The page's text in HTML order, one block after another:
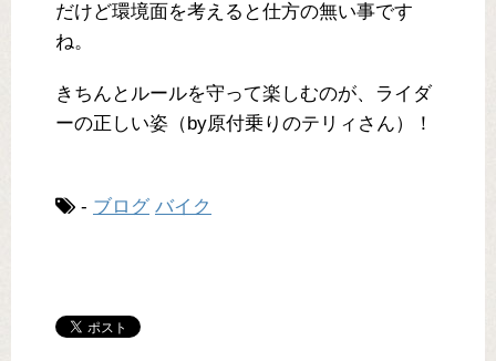
だけど環境面を考えると仕方の無い事です
ね。
きちんとルールを守って楽しむのが、ライダ
ーの正しい姿（by原付乗りのテリィさん）！
- ブログ バイク